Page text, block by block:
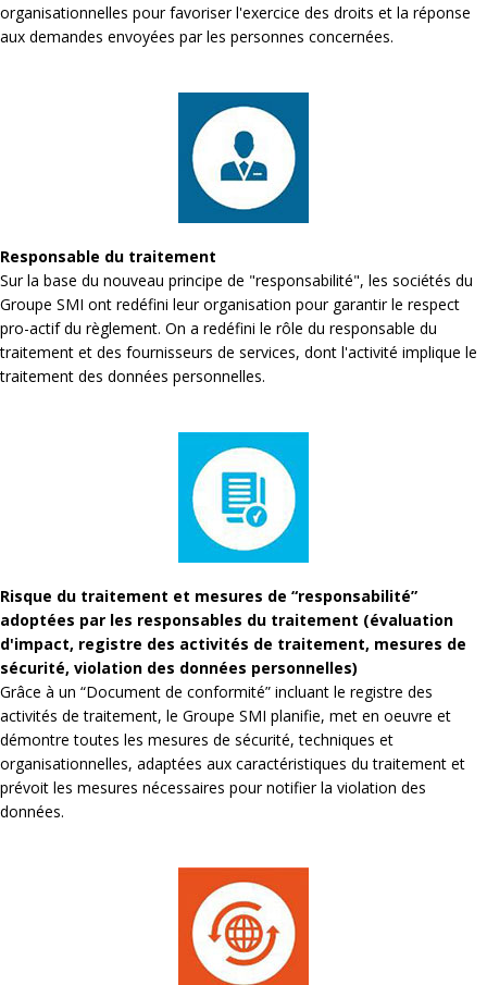
organisationnelles pour favoriser l'exercice des droits et la réponse
aux demandes envoyées par les personnes concernées.
Responsable du traitement
Sur la base du nouveau principe de "responsabilité", les sociétés du
Groupe SMI ont redéfini leur organisation pour garantir le respect
pro-actif du règlement. On a redéfini le rôle du responsable du
traitement et des fournisseurs de services, dont l'activité implique le
traitement des données personnelles.
Risque du traitement et mesures de “responsabilité”
adoptées par les responsables du traitement (évaluation
d'impact, registre des activités de traitement, mesures de
sécurité, violation des données personnelles)
Grâce à un “Document de conformité” incluant le registre des
activités de traitement, le Groupe SMI planifie, met en oeuvre et
démontre toutes les mesures de sécurité, techniques et
organisationnelles, adaptées aux caractéristiques du traitement et
prévoit les mesures nécessaires pour notifier la violation des
données.